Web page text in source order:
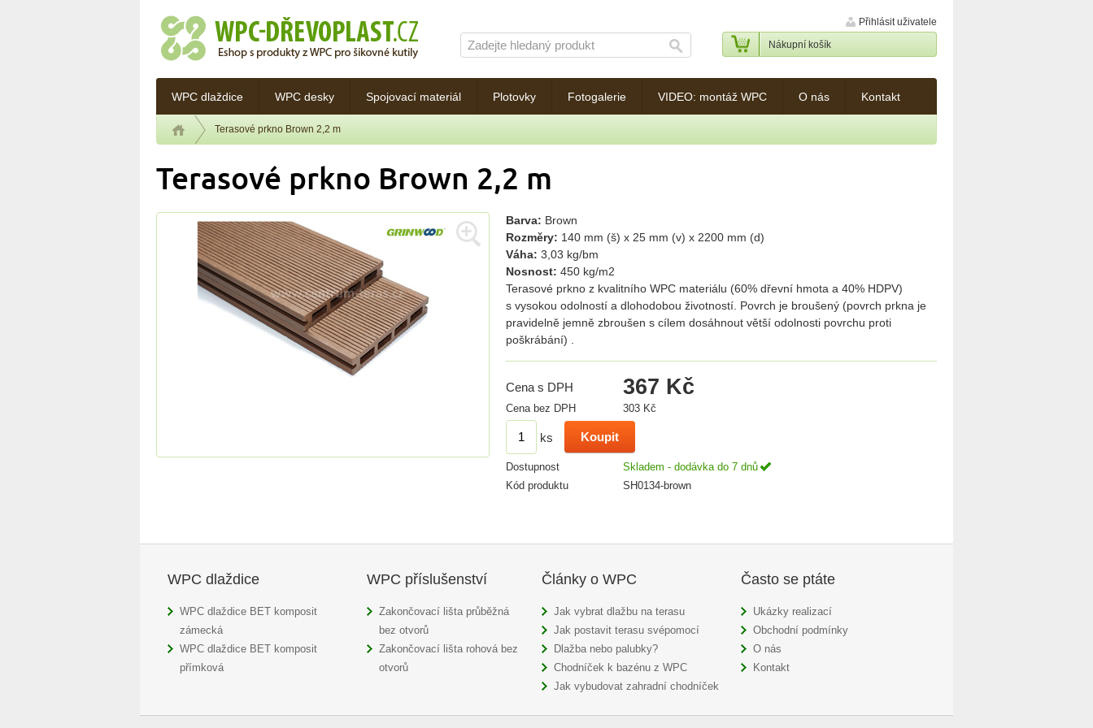
WPC dlaždice WPC desky Spojovací materiál Plotovky Fotogalerie VIDEO: montáž WPC O nás Kontakt
Přihlásit uživatele
Nákupní košík
Terasové prkno Brown 2,2 m
Terasové prkno Brown 2,2 m
Barva: Brown
Rozměry: 140 mm (š) x 25 mm (v) x 2200 mm (d)
Váha: 3,03 kg/bm
Nosnost: 450 kg/m2
Terasové prkno z kvalitního WPC materiálu (60% dřevní hmota a 40% HDPV)
s vysokou odolností a dlohodobou životností. Povrch je broušený (povrch prkna je
pravidelně jemně zbroušen s cílem dosáhnout větší odolnosti povrchu proti
poškrábání) .
Cena s DPH 367 Kč
Cena bez DPH 303 Kč
ks
Dostupnost
Skladem - dodávka do 7 dnů
Kód produktu
SH0134-brown
WPC dlaždice
WPC dlaždice BET komposit
zámecká
WPC dlaždice BET komposit
přímková
WPC příslušenství
Zakončovací lišta průběžná
bez otvorů
Zakončovací lišta rohová bez
otvorů
Články o WPC
Jak vybrat dlažbu na terasu
Jak postavit terasu svépomocí
Dlažba nebo palubky?
Chodníček k bazénu z WPC
Jak vybudovat zahradní chodníček
Často se ptáte
Ukázky realizací
Obchodní podmínky
O nás
Kontakt